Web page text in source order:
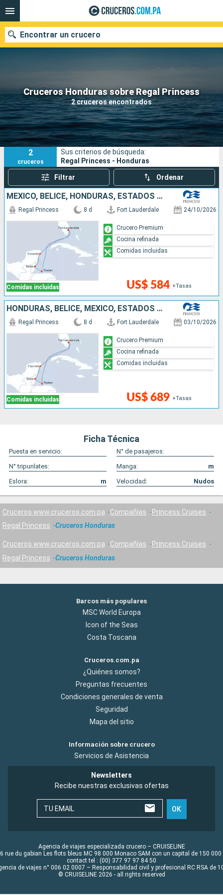
Cruceros Honduras sobre Regal Princess
2 cruceros encontrados
Encontrar un crucero
Nuestros destinos
Fecha de salida
Puertos Compañías
Buscar
2
cruceros
Sus criterios de búsqueda:
Regal Princess - Honduras
Filtrar Ordenar
MÉXICO, BELICE, HONDURAS, ESTADOS UNIDOS
Comidas incluidas
Regal Princess 8 d Fort Lauderdale 24/10/2026
US$ 584 +Tasas
Crucero Premium
Cocina refinada
Comidas incluidas
HONDURAS, BELICE, MÉXICO, ESTADOS UNIDOS
Comidas incluidas
Regal Princess 8 d Fort Lauderdale 03/10/2026
US$ 689 +Tasas
Crucero Premium
Cocina refinada
Comidas incluidas
Ficha Técnica
Puesta en servicio:
N° de pasajeros:
N° tripunlates:
Manga:
m
Eslora:
m Velocidad: Nudos
Cruceros www.cruceros.com.pa Compañías
Princess Cruises
Regal Princess
Cruceros Honduras
Cruceros www.cruceros.com.pa Compañías
Princess Cruises
Regal Princess
Cruceros Honduras
Barcos más populares
MSC World Europa
Icon of the Seas
Costa Toscana
Cruceros.com.pa
¿Quiénes somos?
Preguntas frecuentes
Condiciones generales de venta
Seguridad
Mapa del sitio
Información sobre crucero
Servicios de Asistencia
Newsletters
Recibe nuestras exclusivas ofertas
TU EMAIL OK
Agencia de viajes especializada crucero – CRUISELINE
rue du gabian Les flots bleus MC 98 000 Monaco SAM con un capital de 150 000
contact tel : (00) 377 97 97 84 50
de viajes n° 006 02 0007 – Responsabilidad civil y profesional RC RSA de
© CRUISELINE 2026 - all rights reserved